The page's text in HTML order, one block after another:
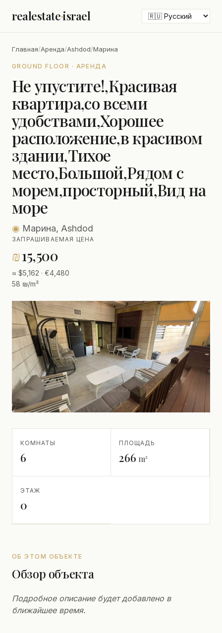
realestate·israel
Главная/Аренда/Ashdod/Марина
GROUND FLOOR · АРЕНДА
Не упустите!,Красивая
квартира,со всеми
удобствами,Хорошее
расположение,в красивом
здании,Тихое
место,Большой,Рядом с
морем,просторный,Вид на
море
◉ Марина, Ashdod
ЗАПРАШИВАЕМАЯ ЦЕНА
₪15,500
≈ $5,162 · €4,480
58 ₪/m²
КОМНАТЫ
6
ПЛОЩАДЬ
266 m²
ЭТАЖ
0
ОБ ЭТОМ ОБЪЕКТЕ
Обзор объекта
Подробное описание будет добавлено в
ближайшее время.